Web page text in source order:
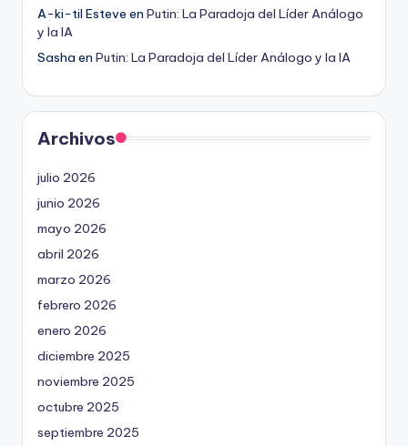
A-ki-til Esteve en Putin: La Paradoja del Líder Análogo
y la IA
Sasha en Putin: La Paradoja del Líder Análogo y la IA
Archivos
julio 2026
junio 2026
mayo 2026
abril 2026
marzo 2026
febrero 2026
enero 2026
diciembre 2025
noviembre 2025
octubre 2025
septiembre 2025